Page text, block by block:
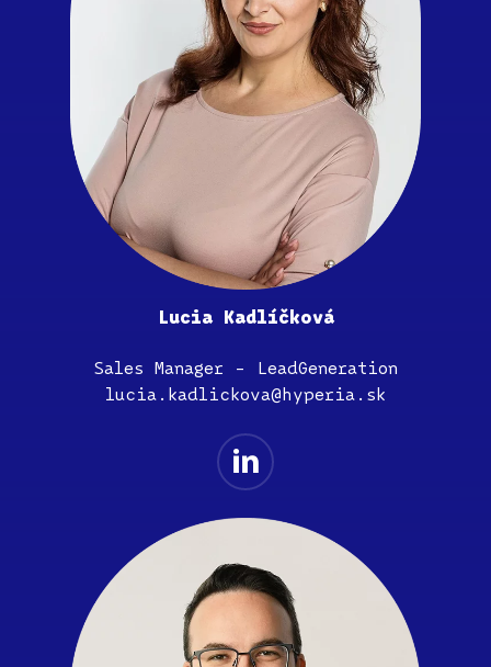
Lucia Kadlíčková
Sales Manager – LeadGeneration
lucia.kadlickova@hyperia.sk